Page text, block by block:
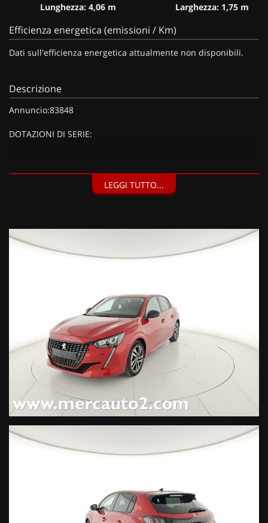
Lunghezza: 4,06 m Larghezza: 1,75 m
Efficienza energetica (emissioni / Km)
Dati sull'efficienza energetica attualmente non disponibili.
Descrizione
Annuncio:83848
DOTAZIONI DI SERIE:
LEGGI TUTTO...